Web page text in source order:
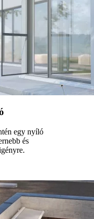
egy nyíló
és